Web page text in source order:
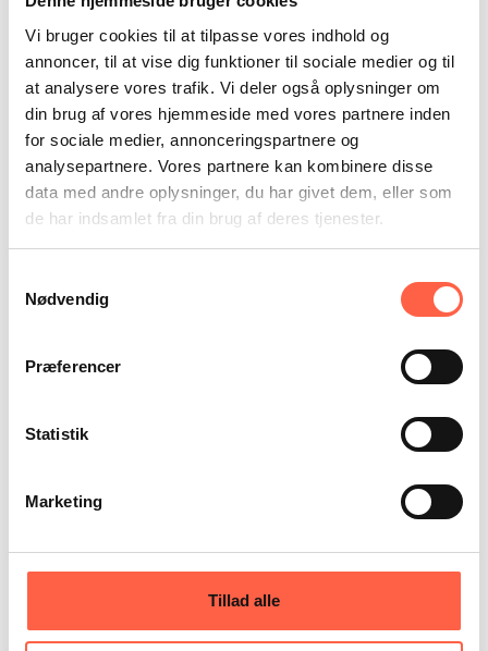
Vi bruger cookies til at tilpasse vores indhold og
annoncer, til at vise dig funktioner til sociale medier og til
at analysere vores trafik. Vi deler også oplysninger om
din brug af vores hjemmeside med vores partnere inden
for sociale medier, annonceringspartnere og
analysepartnere. Vores partnere kan kombinere disse
data med andre oplysninger, du har givet dem, eller som
de har indsamlet fra din brug af deres tjenester.
Nødvendig
Præferencer
Statistik
Marketing
Tillad alle
Svingbom SVB 10
Primær anvendelse:
Bilforhandlere
Campingpladser